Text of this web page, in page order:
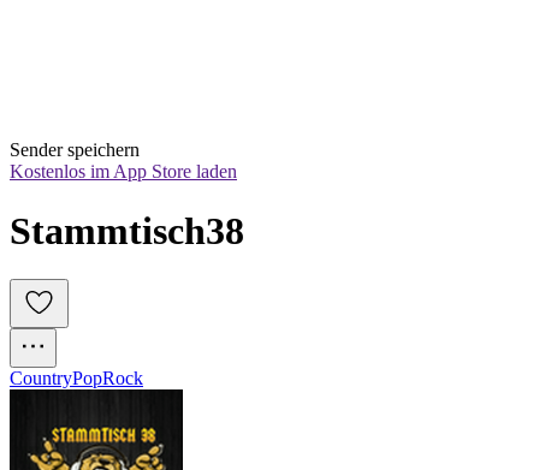
Sender speichern
Kostenlos im App Store laden
Stammtisch38
CountryPopRock